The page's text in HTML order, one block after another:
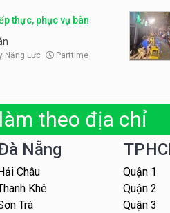
thực, phục vụ bàn
Năng Lực Parttime
theo địa chỉ
Nẵng
Hải Châu
Khê
Trà
Quận 1
Quận 2
Quận 3